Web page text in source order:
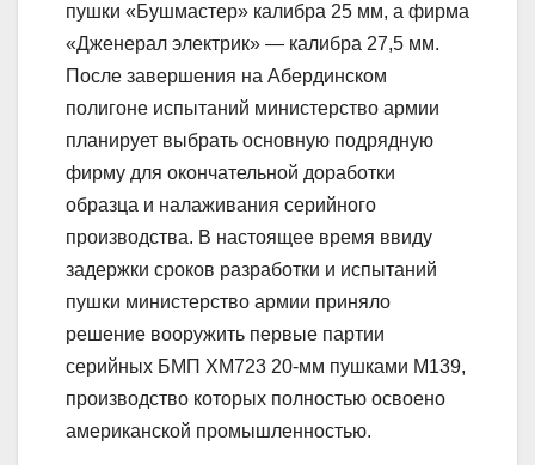
пушки «Бушмастер» калибра 25 мм, а фирма
«Дженерал электрик» — калибра 27,5 мм.
После завершения на Абердинском
полигоне испытаний министерство армии
планирует выбрать основную подрядную
фирму для окончательной доработки
образца и налаживания серийного
производства. В настоящее время ввиду
задержки сроков разработки и испытаний
пушки министерство армии приняло
решение вооружить первые партии
серийных БМП ХМ723 20-мм пушками М139,
производство которых полностью освоено
американской промышленностью.